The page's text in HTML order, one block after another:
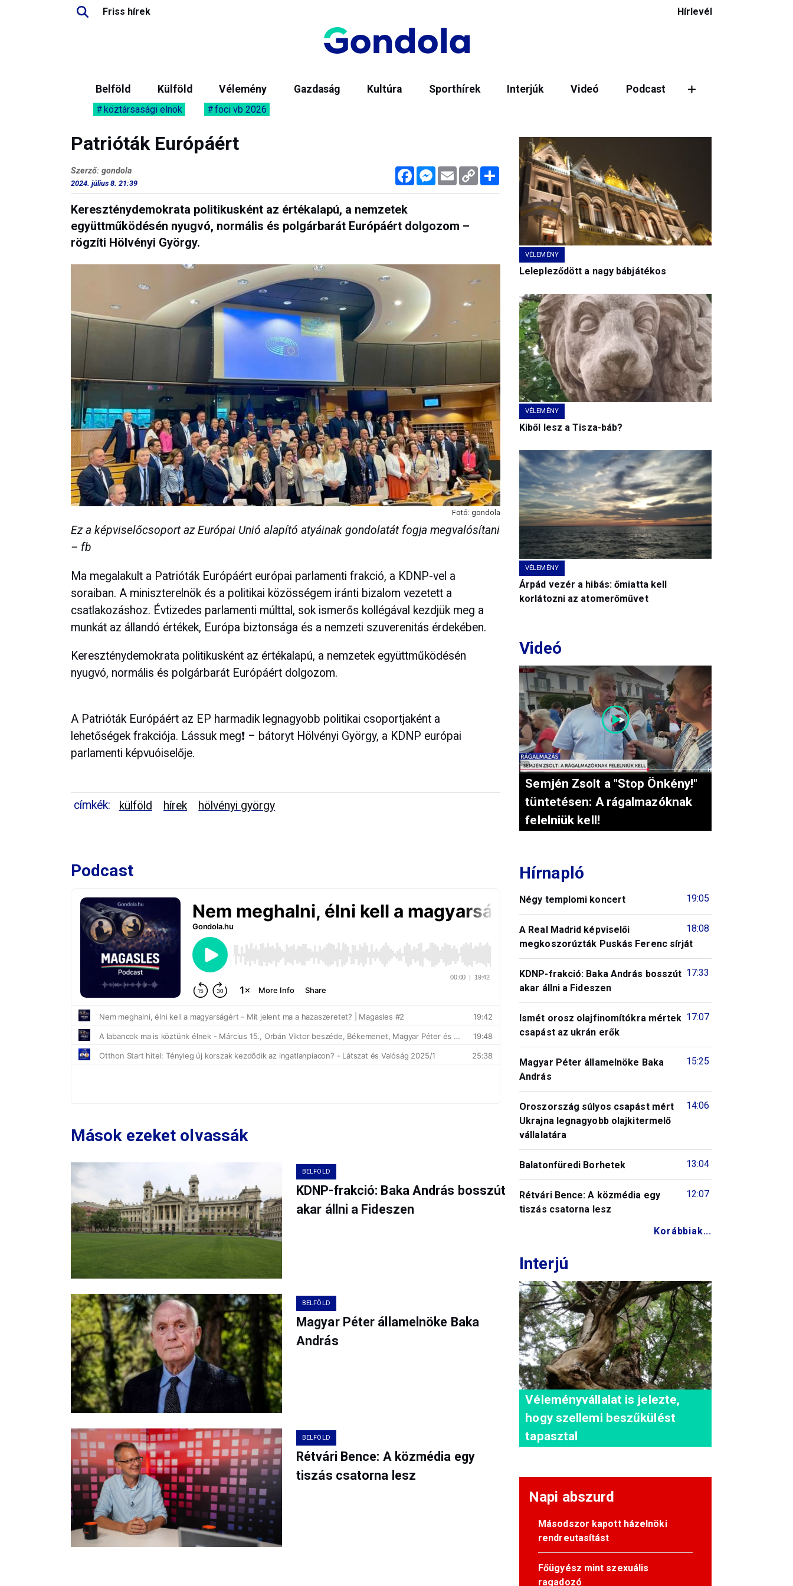
Friss hírek Hírlevél
Belföld Külföld Vélemény Gazdaság Kultúra Sporthírek Interjúk Videó Podcast
köztársasági elnök foci vb 2026
Patrióták Európáért
FacebookMessenger
Email Copy
Link
Megosztás
Szerző: gondola
2024. július 8. 21:39
Kereszténydemokrata politikusként az értékalapú, a nemzetek
együttműködésén nyugvó, normális és polgárbarát Európáért dolgozom –
rögzíti Hölvényi György.
Fotó: gondola
Ez a képviselőcsoport az Európai Unió alapító atyáinak gondolatát fogja megvalósítani
– fb
Ma megalakult a Patrióták Európáért európai parlamenti frakció, a KDNP-vel a
soraiban. A miniszterelnök és a politikai közösségem iránti bizalom vezetett a
csatlakozáshoz. Évtizedes parlamenti múlttal, sok ismerős kollégával kezdjük meg a
munkát az állandó értékek, Európa biztonsága és a nemzeti szuverenitás érdekében.
Kereszténydemokrata politikusként az értékalapú, a nemzetek együttműködésén
nyugvó, normális és polgárbarát Európáért dolgozom.
A Patrióták Európáért az EP harmadik legnagyobb politikai csoportjaként a
lehetőségek frakciója. Lássuk meg❗️ – bátoryt Hölvényi György, a KDNP európai
parlamenti képvuóiselője.
címkék: külföld hírek hölvényi györgy
Podcast
Mások ezeket olvassák
BELFÖLD
KDNP-frakció: Baka András bosszút
akar állni a Fideszen
BELFÖLD
Magyar Péter államelnöke Baka
András
BELFÖLD
Rétvári Bence: A közmédia egy
tiszás csatorna lesz
VÉLEMÉNY
Lelepleződött a nagy bábjátékos
VÉLEMÉNY
Kiből lesz a Tisza-báb?
VÉLEMÉNY
Árpád vezér a hibás: őmiatta kell
korlátozni az atomerőművet
Videó
Semjén Zsolt a "Stop Önkény!"
tüntetésen: A rágalmazóknak
felelniük kell!
Hírnapló
19:05
Négy templomi koncert
18:08
A Real Madrid képviselői
megkoszorúzták Puskás Ferenc sírját
17:33
KDNP-frakció: Baka András bosszút
akar állni a Fideszen
17:07
Ismét orosz olajfinomítókra mértek
csapást az ukrán erők
15:25
Magyar Péter államelnöke Baka
András
14:06
Oroszország súlyos csapást mért
Ukrajna legnagyobb olajkitermelő
vállalatára
13:04
Balatonfüredi Borhetek
12:07
Rétvári Bence: A közmédia egy
tiszás csatorna lesz
Korábbiak...
Interjú
Véleményvállalat is jelezte,
hogy szellemi beszűkülést
tapasztal
Napi abszurd
Másodszor kapott házelnöki
rendreutasítást
Főügyész mint szexuális
ragadozó